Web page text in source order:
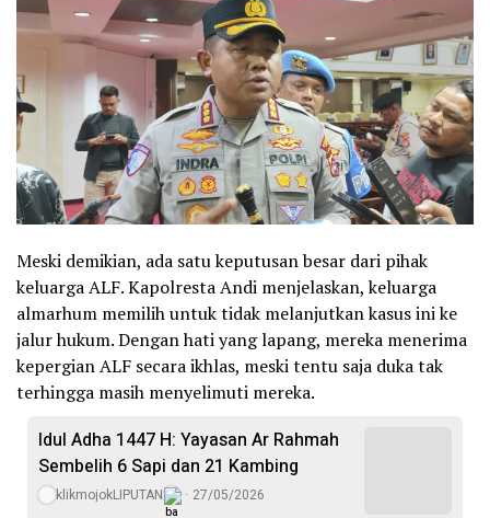
Meski demikian, ada satu keputusan besar dari pihak
keluarga ALF. Kapolresta Andi menjelaskan, keluarga
almarhum memilih untuk tidak melanjutkan kasus ini ke
jalur hukum. Dengan hati yang lapang, mereka menerima
kepergian ALF secara ikhlas, meski tentu saja duka tak
terhingga masih menyelimuti mereka.
Idul Adha 1447 H: Yayasan Ar Rahmah
Sembelih 6 Sapi dan 21 Kambing
klikmojokLIPUTAN 27/05/2026